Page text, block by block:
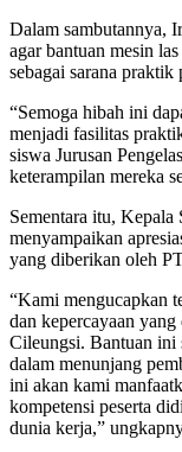
Dalam sambutannya,
agar bantuan mesin
sebagai sarana praktik
“Semoga hibah ini
menjadi fasilitas
siswa Jurusan
keterampilan mereka
Sementara itu,
menyampaikan
yang diberikan oleh
“Kami mengucapkan
dan kepercayaan
Cileungsi. Bantuan ini
dalam menunjang
ini akan kami
kompetensi peserta
dunia kerja,”